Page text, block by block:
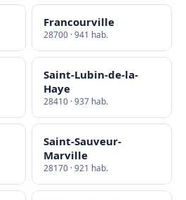
Francourville
28700 · 941 hab.
Saint-Lubin-de-la-
Haye
28410 · 937 hab.
Saint-Sauveur-
Marville
28170 · 921 hab.